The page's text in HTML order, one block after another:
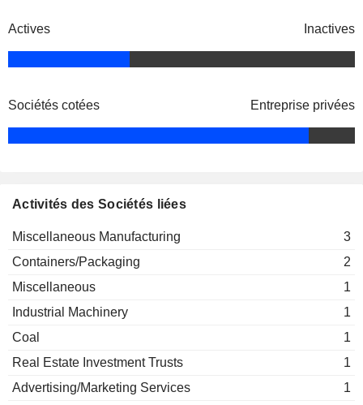
Actives Inactives
Sociétés cotées Entreprise privées
Activités des Sociétés liées
Miscellaneous Manufacturing
3
Containers/Packaging
2
Miscellaneous
1
Industrial Machinery
1
Coal
1
Real Estate Investment Trusts
1
Advertising/Marketing Services
1